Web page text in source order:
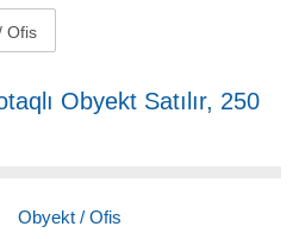
Ofis
Obyekt Satılır, 250
Obyekt / Ofis